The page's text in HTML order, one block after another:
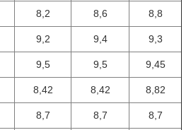
8,2 8,6 8,8
9,2 9,4 9,3
9,5 9,5 9,45
8,42 8,42 8,82
8,7 8,7 8,7